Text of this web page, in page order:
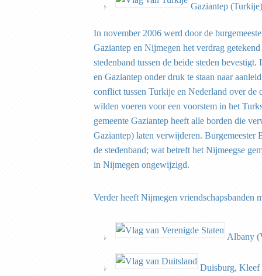
Gaziantep
In november 2006 werd door de
Gaziantep en Nijmegen het verdrag getekend
stedenband tussen de beide steden
en Gaziantep onder druk te staan naar
conflict tussen Turkije en Nederland over de
wilden voeren voor een voorstem in het
gemeente Gaziantep heeft alle borden die
Gaziantep) laten verwijderen.
de stedenband; wat betreft het Nijmeegse
in Nijmegen ongewijzigd.
Verder heeft Nijmegen vriendschapsbanden
Albany
Duisburg, Kleef